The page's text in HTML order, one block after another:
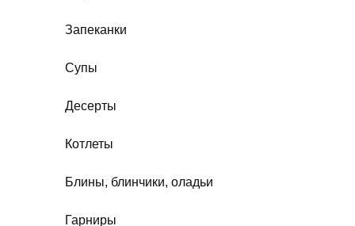
Запеканки
Супы
Десерты
Котлеты
Блины, блинчики, оладьи
Гарниры